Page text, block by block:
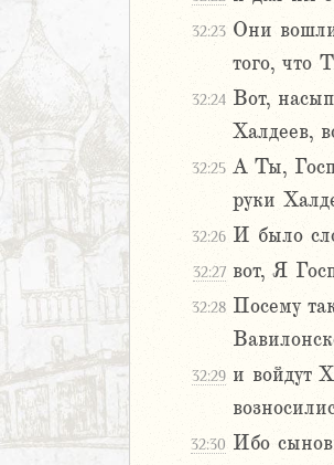
32:23 Они вошли
того, что
32:24 Вот,
Халдеев,
32:25 А Ты,
руки
32:26 И было
32:27 вот, Я
32:28 Посему
32:29 и войдут
32:30 Ибо